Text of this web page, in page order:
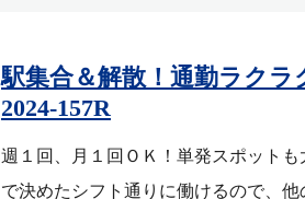
駅集合＆解散！通勤ラク
2024-157R
週１回、月１回ＯＫ！単発スポット
で決めたシフト通りに働けるので、